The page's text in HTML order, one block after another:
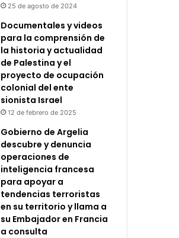
25 de agosto de 2024
Documentales y videos
para la comprensión de
la historia y actualidad
de Palestina y el
proyecto de ocupación
colonial del ente
sionista Israel
12 de febrero de 2025
Gobierno de Argelia
descubre y denuncia
operaciones de
inteligencia francesa
para apoyar a
tendencias terroristas
en su territorio y llama a
su Embajador en Francia
a consulta